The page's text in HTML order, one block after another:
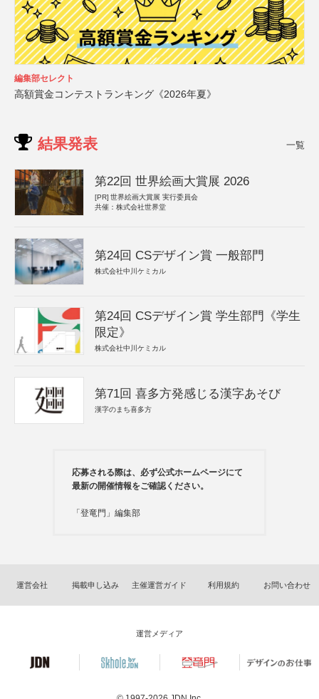
編集部セレクト
高額賞金コンテストランキング《2026年夏》
結果発表 一覧
第22回 世界絵画大賞展 2026
[PR] 世界絵画大賞展 実行委員会
共催：株式会社世界堂
第24回 CSデザイン賞 一般部門
株式会社中川ケミカル
第24回 CSデザイン賞 学生部門《学生
限定》
株式会社中川ケミカル
第71回 喜多方発感じる漢字あそび
漢字のまち喜多方
応募される際は、必ず公式ホームページにて
最新の開催情報をご確認ください。
「登竜門」編集部
運営会社 掲載申し込み 主催運営ガイド 利用規約 お問い合わせ
運営メディア